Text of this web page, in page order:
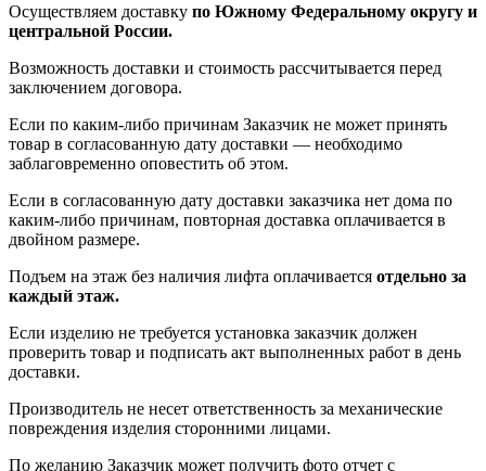
Осуществляем доставку по Южному Федеральному округу и
центральной России.
Возможность доставки и стоимость рассчитывается перед
заключением договора.
Если по каким-либо причинам Заказчик не может принять
товар в согласованную дату доставки — необходимо
заблаговременно оповестить об этом.
Если в согласованную дату доставки заказчика нет дома по
каким-либо причинам, повторная доставка оплачивается в
двойном размере.
Подъем на этаж без наличия лифта оплачивается отдельно за
каждый этаж.
Если изделию не требуется установка заказчик должен
проверить товар и подписать акт выполненных работ в день
доставки.
Производитель не несет ответственность за механические
повреждения изделия сторонними лицами.
По желанию Заказчик может получить фото отчет с